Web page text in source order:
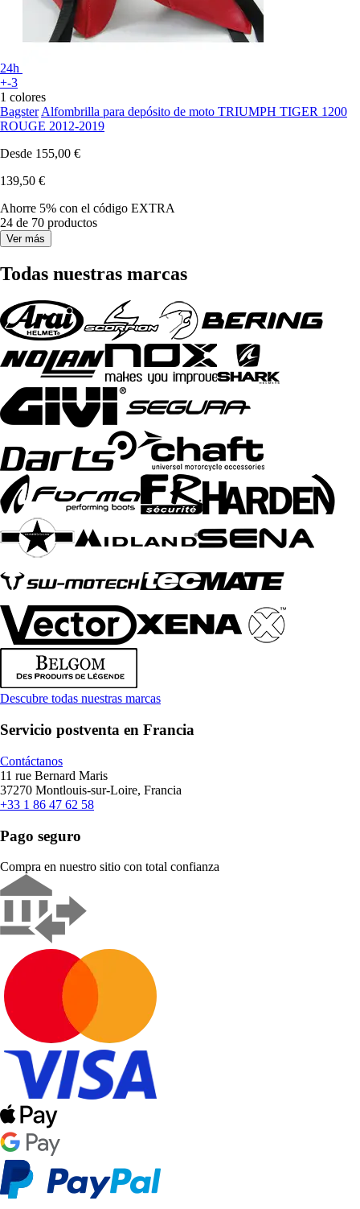
24h
+-3
1 colores
Bagster Alfombrilla para depósito de moto TRIUMPH TIGER 1200
ROUGE 2012-2019
Desde 155,00 €
139,50 €
Ahorre 5% con el código EXTRA
24 de 70 productos
Ver más
Todas nuestras marcas
Descubre todas nuestras marcas
Servicio postventa en Francia
Contáctanos
11 rue Bernard Maris
37270 Montlouis-sur-Loire, Francia
+33 1 86 47 62 58
Pago seguro
Compra en nuestro sitio con total confianza